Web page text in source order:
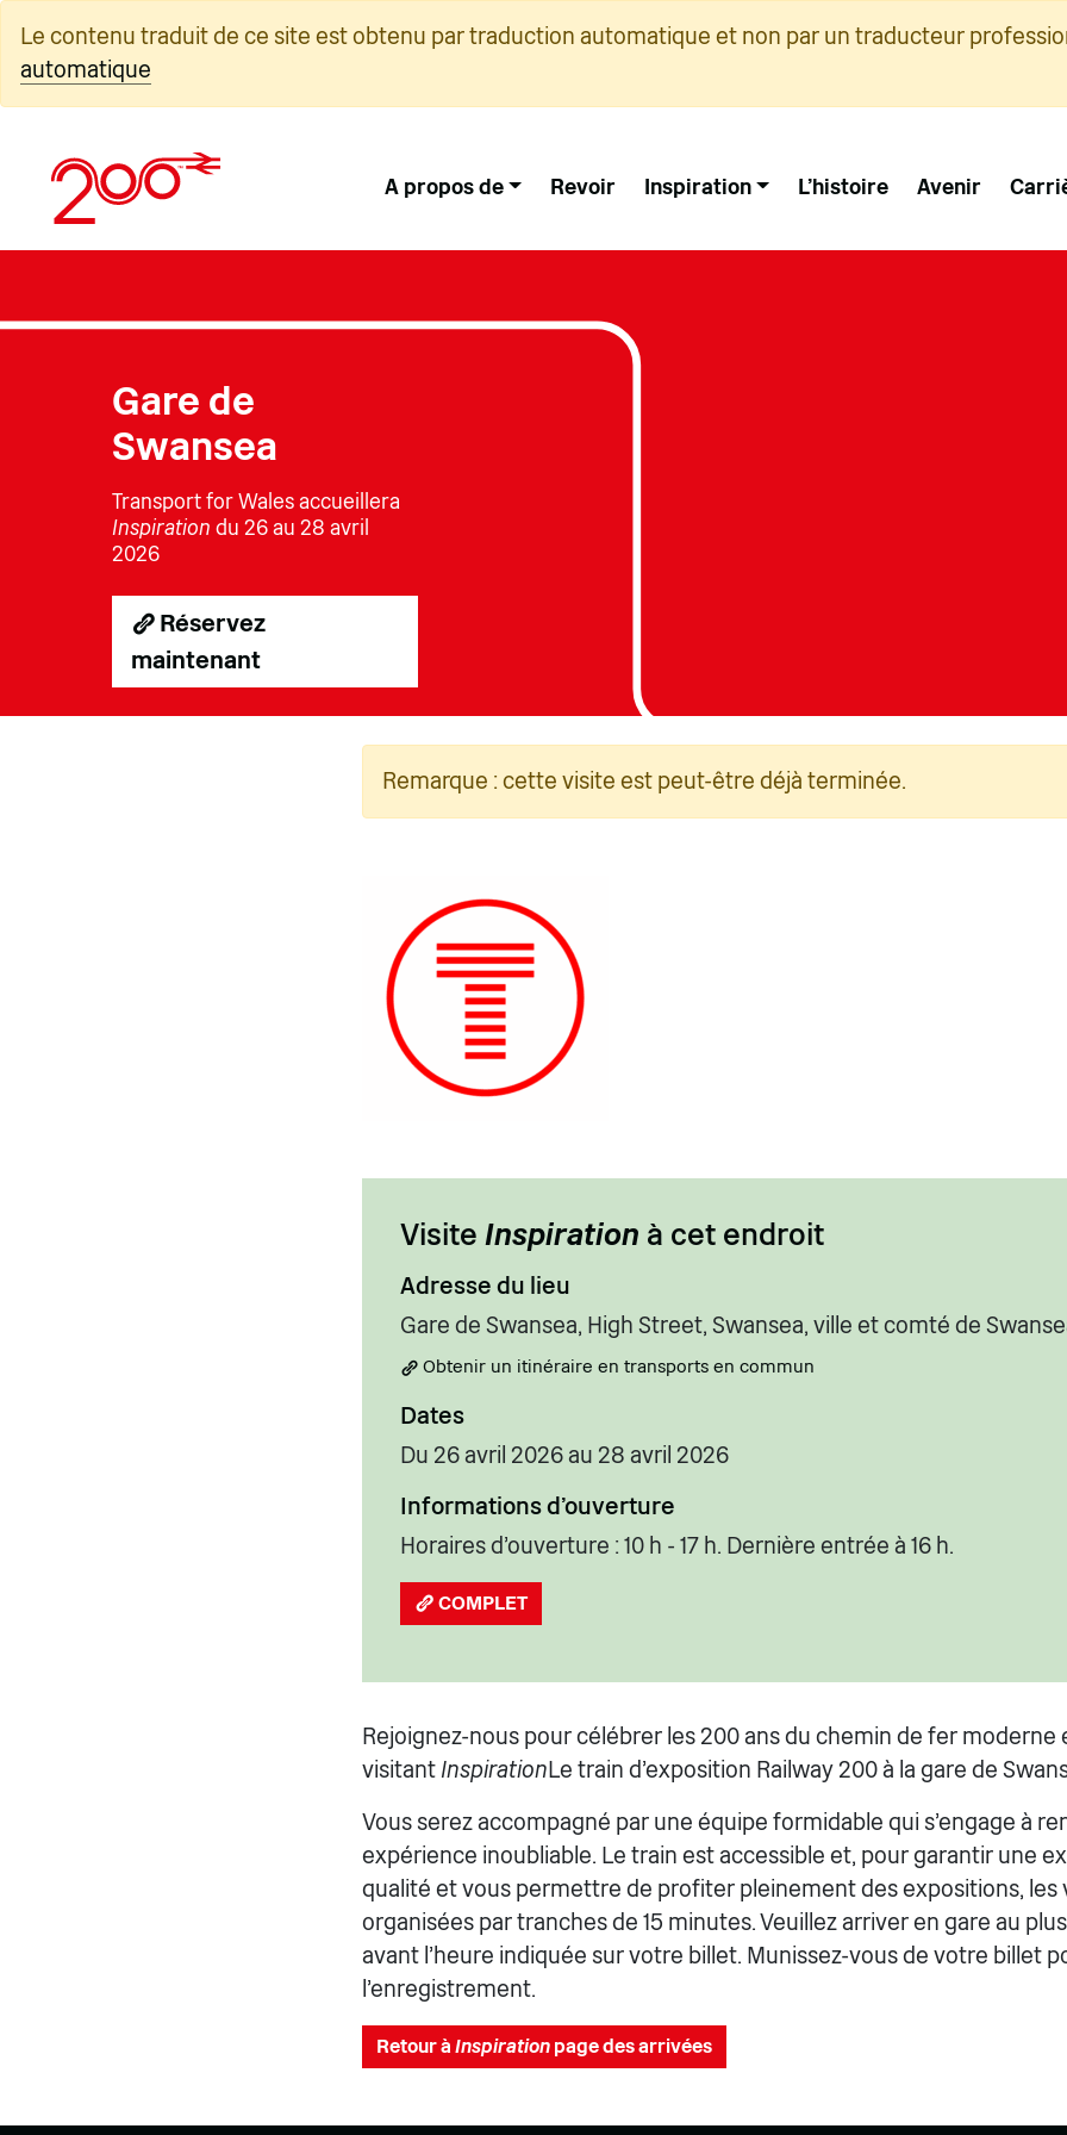
content
Le contenu traduit de ce site est obtenu par traduction automatique et non par un traducteur
automatique
A propos de Revoir Inspiration L'histoire Avenir
Gare de
Swansea
Transport for Wales accueillera
Inspiration du 26 au 28 avril
2026
Réservez
maintenant
Remarque : cette visite est peut-être déjà terminée.
Visite Inspiration à cet endroit
Adresse du lieu
Gare de Swansea, High Street, Swansea, ville et comté de
Obtenir un itinéraire en transports en commun
Dates
Du 26 avril 2026 au 28 avril 2026
Informations d'ouverture
Horaires d'ouverture : 10 h - 17 h. Dernière entrée à 16 h.
COMPLET
Rejoignez-nous pour célébrer les 200 ans du chemin de fer moderne
visitant InspirationLe train d'exposition Railway 200 à la gare de
Vous serez accompagné par une équipe formidable qui s'engage à
expérience inoubliable. Le train est accessible et, pour garantir une
qualité et vous permettre de profiter pleinement des expositions, les
organisées par tranches de 15 minutes. Veuillez arriver en gare au
avant l'heure indiquée sur votre billet. Munissez-vous de votre billet
l'enregistrement.
Retour à Inspiration page des arrivées